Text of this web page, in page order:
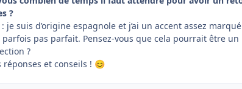
?
suis d’origine espagnole et j’ai un accent assez
pas parfait. Pensez-vous que cela pourrait être un
?
et conseils ! 😊